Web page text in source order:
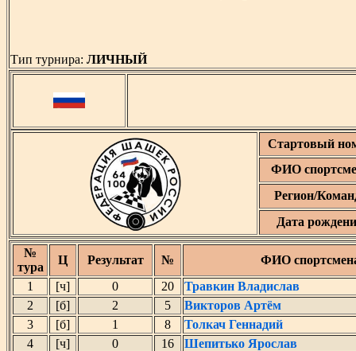
Тип турнира: ЛИЧНЫЙ
Стартовый
ФИО
Регион/
Дата
№
тура
Ц Результат №
ФИО
1
[ч] 0 20
Травкин Владислав
2
[б] 2 5
Викторов Артём
3
[б] 1 8
Толкач Геннадий
4
[ч] 0 16
Шепитько Ярослав